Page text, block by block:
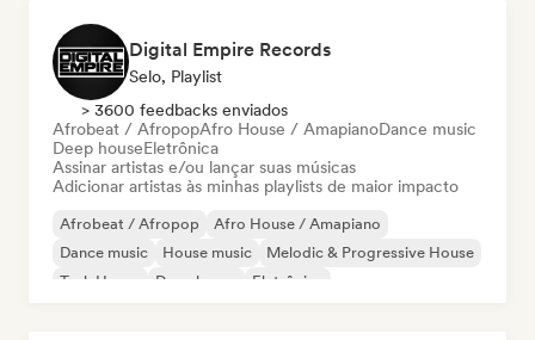
Digital Empire Records
Selo, Playlist
> 3600 feedbacks enviados
Afrobeat / AfropopAfro House / AmapianoDance music
Deep houseEletrônica
Assinar artistas e/ou lançar suas músicas
Adicionar artistas às minhas playlists de maior impacto
Afrobeat / Afropop
Afro House / Amapiano
Dance music
House music
Melodic & Progressive House
Tech House
Deep house Eletrônica